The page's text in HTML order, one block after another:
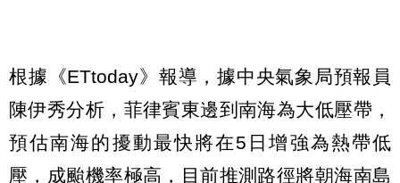
根據《ETtoday》報導，據中央氣象局預報員
陳伊秀分析，菲律賓東邊到南海為大低壓帶，
預估南海的擾動最快將在5日增強為熱帶低
壓，成颱機率極高，目前推測路徑將朝海南島